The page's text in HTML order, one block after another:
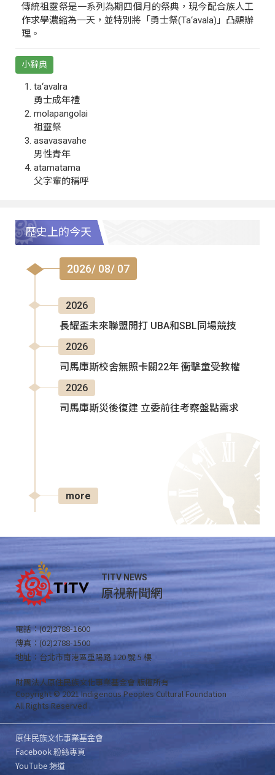
傳統祖靈祭是一系列為期四個月的祭典，現今配合族人工
作求學濃縮為一天，並特別將「勇士祭(Ta‘avala)」凸顯辦
理。
小辭典
ta‘avalra
勇士成年禮
molapangolai
祖靈祭
asavasavahe
男性青年
atamatama
父字輩的稱呼
歷史上的今天
2026/ 08/ 07
2026
長耀盃未來聯盟開打 UBA和SBL同場競技
2026
司馬庫斯校舍無照卡關22年 衝擊童受教權
2026
司馬庫斯災後復建 立委前往考察盤點需求
more
TITV NEWS
原視新聞網
電話：(02)2788-1600
傳真：(02)2788-1500
地址：台北市南港區重陽路 120 號 5 樓
財團法人原住民族文化事業基金會 版權所有
Copyright © 2021 Indigenous Peoples Cultural Foundation
All Rights Reserved .
原住民族文化事業基金會
Facebook 粉絲專頁
YouTube 頻道